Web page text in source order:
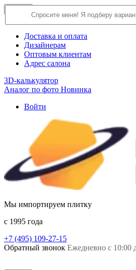
О компании
Доставка и оплата
Дизайнерам
Оптовым клиентам
Адрес салона
3D-калькулятор
Аналог по фото Новинка
Войти
Мы импортируем плитку
c 1995 года
+7 (495) 109-27-15
Обратный звонок Ежедневно с 10:00